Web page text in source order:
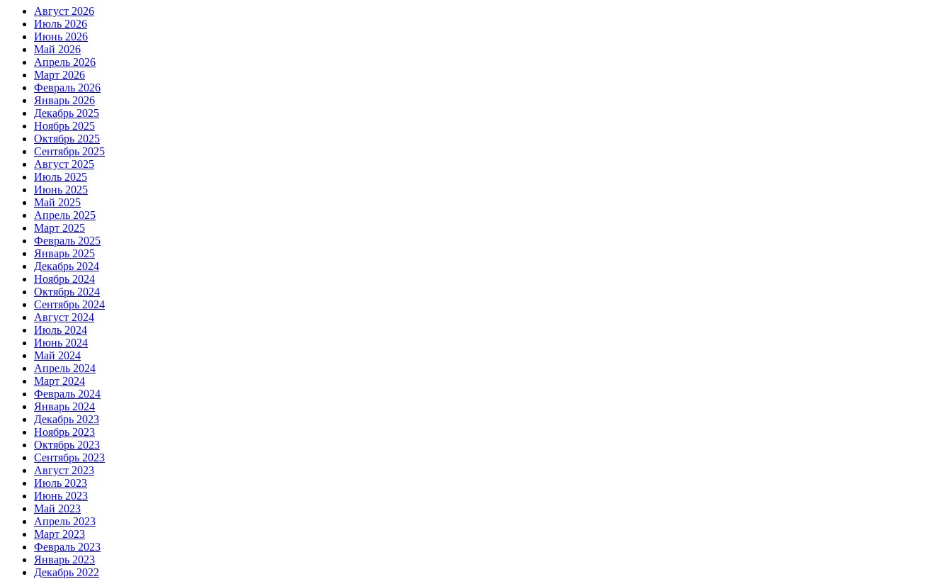
Август 2026
Июль 2026
Июнь 2026
Май 2026
Апрель 2026
Март 2026
Февраль 2026
Январь 2026
Декабрь 2025
Ноябрь 2025
Октябрь 2025
Сентябрь 2025
Август 2025
Июль 2025
Июнь 2025
Май 2025
Апрель 2025
Март 2025
Февраль 2025
Январь 2025
Декабрь 2024
Ноябрь 2024
Октябрь 2024
Сентябрь 2024
Август 2024
Июль 2024
Июнь 2024
Май 2024
Апрель 2024
Март 2024
Февраль 2024
Январь 2024
Декабрь 2023
Ноябрь 2023
Октябрь 2023
Сентябрь 2023
Август 2023
Июль 2023
Июнь 2023
Май 2023
Апрель 2023
Март 2023
Февраль 2023
Январь 2023
Декабрь 2022